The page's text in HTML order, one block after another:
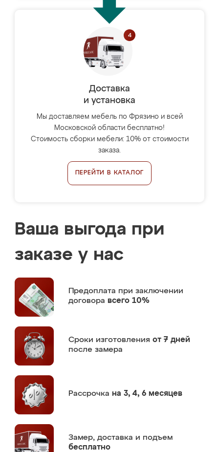
Доставка
и установка
Мы доставляем мебель по Фрязино и всей
Московской области бесплатно!
Стоимость сборки мебели: 10% от стоимости
заказа.
ПЕРЕЙТИ В КАТАЛОГ
Ваша выгода при
заказе у нас
Предоплата при заключении
договора всего 10%
Сроки изготовления от 7 дней
после замера
Рассрочка на 3, 4, 6 месяцев
Замер, доставка и подъем
бесплатно